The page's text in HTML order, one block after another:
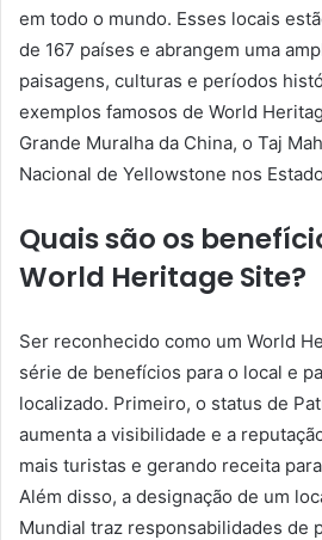
em todo o mundo. Esses locais
de 167 países e abrangem uma
paisagens, culturas e períodos
exemplos famosos de World
Grande Muralha da China, o Taj
Nacional de Yellowstone nos
Quais são os
World Heritage Site?
Ser reconhecido como um World
série de benefícios para o local e
localizado. Primeiro, o status de
aumenta a visibilidade e a
mais turistas e gerando receita
Além disso, a designação de um
Mundial traz responsabilidades de